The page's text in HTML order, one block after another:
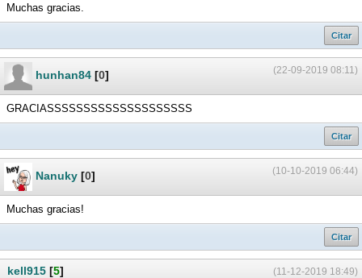
Muchas gracias.
Citar
(22-09-2019 08:11)
hunhan84 [0]
GRACIASSSSSSSSSSSSSSSSSSSS
Citar
(10-10-2019 06:44)
Nanuky [0]
Muchas gracias!
Citar
(11-12-2019 18:49)
kell915 [5]